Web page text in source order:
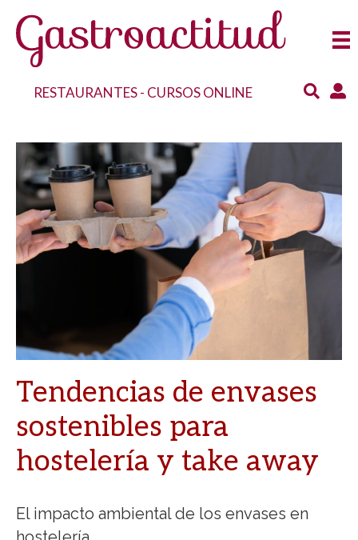
RESTAURANTES- CURSOS ONLINE
Tendencias de envases
sostenibles para
hostelería y take away
El impacto ambiental de los envases en